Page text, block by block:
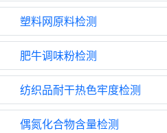
塑料网原料检测
肥牛调味粉检测
纺织品耐干热色牢度检测
偶氮化合物含量检测